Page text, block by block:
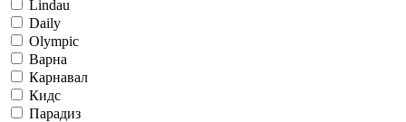
Lindau
Daily
Olympic
Варна
Карнавал
Кидс
Парадиз